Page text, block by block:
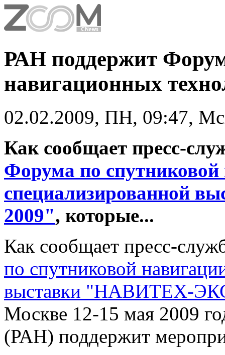
РАН поддержит
навигационных
02.02.2009, ПН, 09:47,
Как сообщает пресс-
Форума по спутниковой
специализированной
2009", которые...
Как сообщает пресс-
по спутниковой
выставки "НАВИТЕХ-
Москве 12-15 мая 2009
(РАН) поддержит